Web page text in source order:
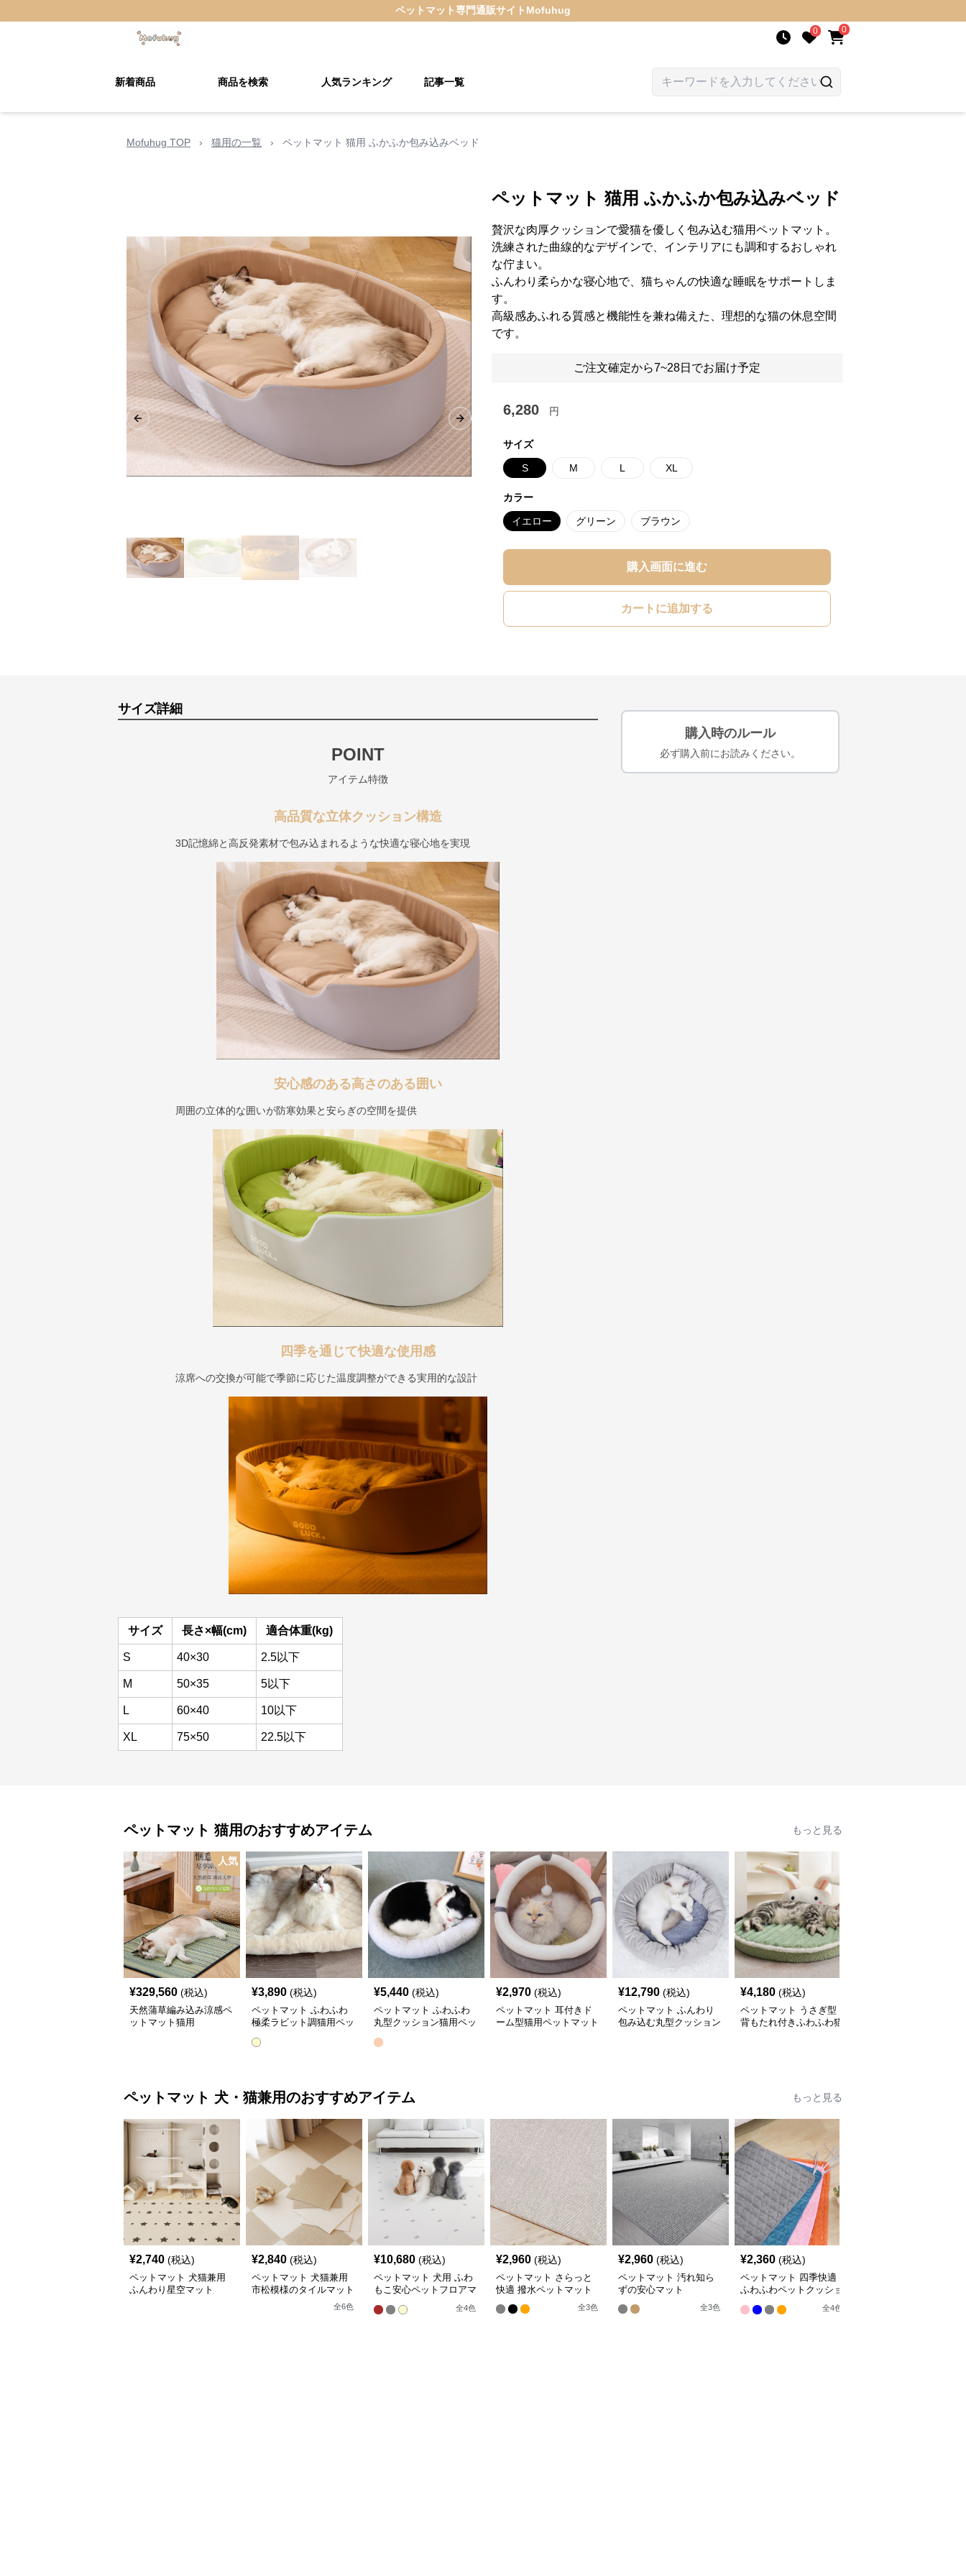
ペットマット専門通販サイト Mofuhug
0 0
新着商品 商品を検索 人気ランキング 記事一覧
Mofuhug TOP › 猫用の一覧 › ペットマット 猫用 ふかふか包み込みベッド
Previous slide Next slide
ペットマット 猫用 ふかふか包み込みベッド
贅沢な肉厚クッションで愛猫を優しく包み込む猫用ペットマット。
洗練された曲線的なデザインで、インテリアにも調和するおしゃれ
な佇まい。
ふんわり柔らかな寝心地で、猫ちゃんの快適な睡眠をサポートしま
す。
高級感あふれる質感と機能性を兼ね備えた、理想的な猫の休息空間
です。
ご注文確定から7~28日でお届け予定
6,280 円
サイズ
S M L XL
カラー
イエロー グリーン ブラウン
購入画面に進む
カートに追加する
サイズ詳細
POINT
アイテム特徴
高品質な立体クッション構造
3D記憶綿と高反発素材で包み込まれるような快適な寝心地を実現
安心感のある高さのある囲い
周囲の立体的な囲いが防寒効果と安らぎの空間を提供
四季を通じて快適な使用感
涼席への交換が可能で季節に応じた温度調整ができる実用的な設計
サイズ 長さ×幅(cm) 適合体重(kg)
S 40×30 2.5以下
M 50×35 5以下
L 60×40 10以下
XL 75×50 22.5以下
購入時のルール
必ず購入前にお読みください。
ペットマット 猫用のおすすめアイテム もっと見る
人気
¥329,560 (税込)
天然蒲草編み込み涼感ペ
ットマット猫用
¥3,890 (税込)
ペットマット ふわふわ
極柔ラビット調猫用ペッ
¥5,440 (税込)
ペットマット ふわふわ
丸型クッション猫用ペッ
¥2,970 (税込)
ペットマット 耳付きド
ーム型猫用ペットマット
¥12,790 (税込)
ペットマット ふんわり
包み込む丸型クッション
¥4,180 (税込)
ペットマット うさぎ型
背もたれ付きふわふわ猫
ペットマット 犬・猫兼用のおすすめアイテム もっと見る
¥2,740 (税込)
ペットマット 犬猫兼用
ふんわり星空マット
¥2,840 (税込)
ペットマット 犬猫兼用
市松模様のタイルマット
全6色
¥10,680 (税込)
ペットマット 犬用 ふわ
もこ安心ペットフロアマ
全4色
¥2,960 (税込)
ペットマット さらっと
快適 撥水ペットマット
全3色
¥2,960 (税込)
ペットマット 汚れ知ら
ずの安心マット
全3色
¥2,360 (税込)
ペットマット 四季快適
ふわふわペットクッショ
全4色